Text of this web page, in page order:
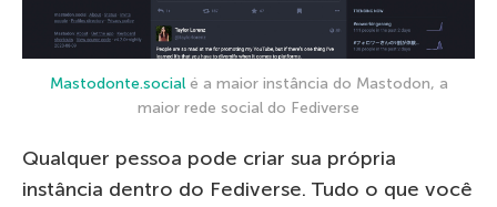
Mastodonte.socialé a maior instância do Mastodon, a
maior rede social do Fediverse
Qualquer pessoa pode criar sua própria
instância dentro do Fediverse. Tudo o que você